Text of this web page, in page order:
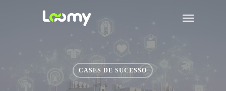
CASES DE SUCESSO